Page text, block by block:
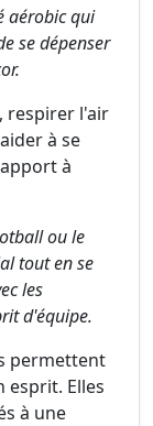
aérobic qui
se dépenser
respirer l'air
à se
à
ou le
tout en se
les
d'équipe.
permettent
esprit. Elles
à une